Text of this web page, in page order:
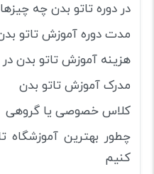
در دوره تاتو بدن چه
مدت دوره آموزش تاتو
هزینه آموزش تاتو بدن در
مدرک آموزش تاتو بدن
کلاس خصوصی یا گروهی
چطور بهترین آموزشگاه
کنیم